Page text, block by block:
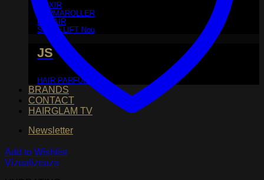
ELIXIR
DERMAROLLER
REHAIR
SPACELIFT
JS
HAIR PARFUM
BRANDS
CONTACT
HAIRGLAM TV
Newsletter
Add to Wishlist
Vizualizeaza